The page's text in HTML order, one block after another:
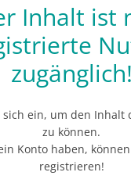
Inhalt ist
zugänglich!
sich ein, um den Inhalt
zu können.
Konto haben,
registrieren!